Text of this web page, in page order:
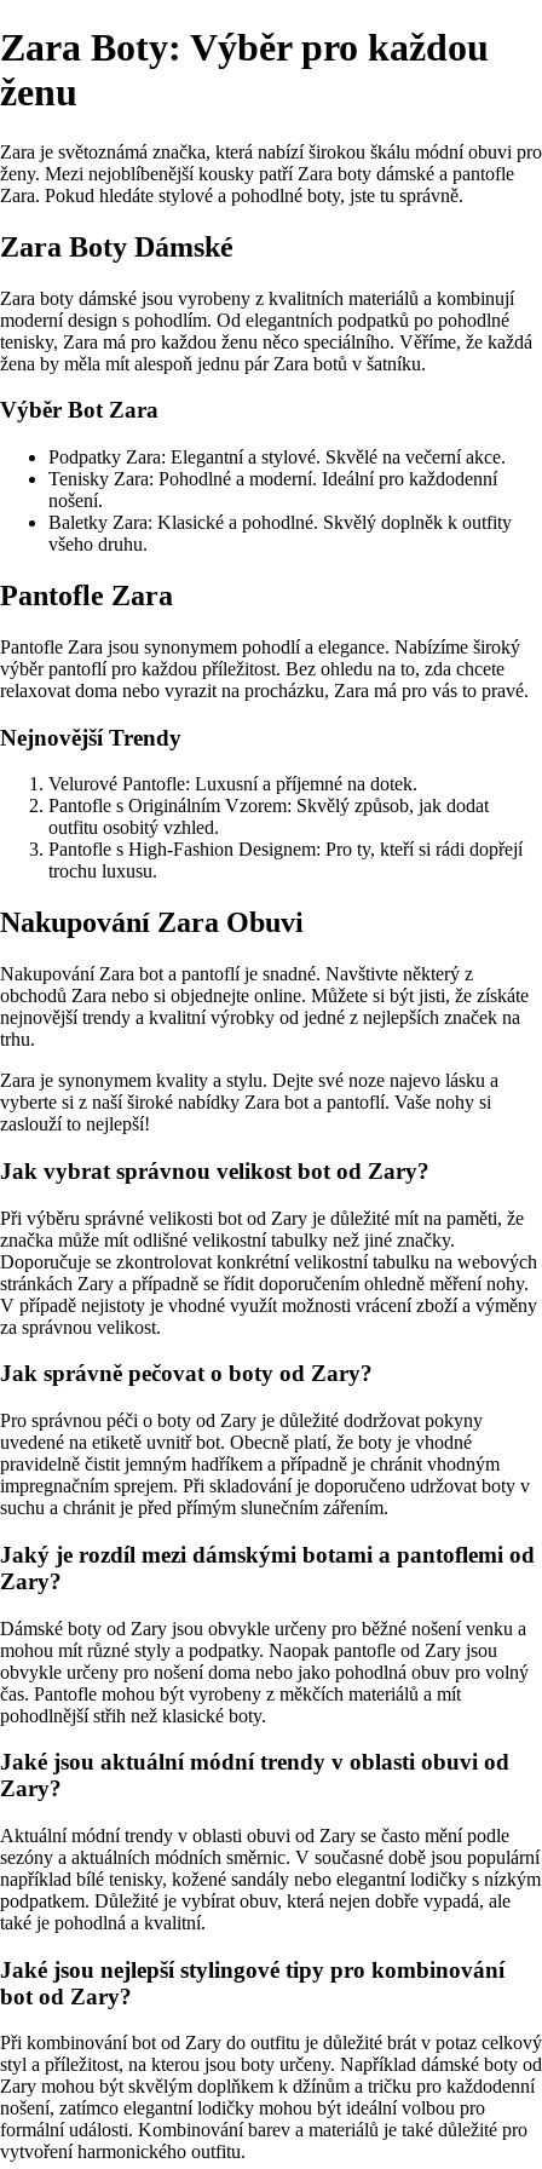
Zara Boty: Výběr pro každou
ženu
Zara je světoznámá značka, která nabízí širokou škálu módní obuvi pro
ženy. Mezi nejoblíbenější kousky patří Zara boty dámské a pantofle
Zara. Pokud hledáte stylové a pohodlné boty, jste tu správně.
Zara Boty Dámské
Zara boty dámské jsou vyrobeny z kvalitních materiálů a kombinují
moderní design s pohodlím. Od elegantních podpatků po pohodlné
tenisky, Zara má pro každou ženu něco speciálního. Věříme, že každá
žena by měla mít alespoň jednu pár Zara botů v šatníku.
Výběr Bot Zara
Podpatky Zara: Elegantní a stylové. Skvělé na večerní akce.
Tenisky Zara: Pohodlné a moderní. Ideální pro každodenní
nošení.
Baletky Zara: Klasické a pohodlné. Skvělý doplněk k outfity
všeho druhu.
Pantofle Zara
Pantofle Zara jsou synonymem pohodlí a elegance. Nabízíme široký
výběr pantoflí pro každou příležitost. Bez ohledu na to, zda chcete
relaxovat doma nebo vyrazit na procházku, Zara má pro vás to pravé.
Nejnovější Trendy
Velurové Pantofle: Luxusní a příjemné na dotek.
Pantofle s Originálním Vzorem: Skvělý způsob, jak dodat
outfitu osobitý vzhled.
Pantofle s High-Fashion Designem: Pro ty, kteří si rádi dopřejí
trochu luxusu.
Nakupování Zara Obuvi
Nakupování Zara bot a pantoflí je snadné. Navštivte některý z
obchodů Zara nebo si objednejte online. Můžete si být jisti, že získáte
nejnovější trendy a kvalitní výrobky od jedné z nejlepších značek na
trhu.
Zara je synonymem kvality a stylu. Dejte své noze najevo lásku a
vyberte si z naší široké nabídky Zara bot a pantoflí. Vaše nohy si
zaslouží to nejlepší!
Jak vybrat správnou velikost bot od Zary?
Při výběru správné velikosti bot od Zary je důležité mít na paměti, že
značka může mít odlišné velikostní tabulky než jiné značky.
Doporučuje se zkontrolovat konkrétní velikostní tabulku na webových
stránkách Zary a případně se řídit doporučením ohledně měření nohy.
V případě nejistoty je vhodné využít možnosti vrácení zboží a výměny
za správnou velikost.
Jak správně pečovat o boty od Zary?
Pro správnou péči o boty od Zary je důležité dodržovat pokyny
uvedené na etiketě uvnitř bot. Obecně platí, že boty je vhodné
pravidelně čistit jemným hadříkem a případně je chránit vhodným
impregnačním sprejem. Při skladování je doporučeno udržovat boty v
suchu a chránit je před přímým slunečním zářením.
Jaký je rozdíl mezi dámskými botami a pantoflemi od
Zary?
Dámské boty od Zary jsou obvykle určeny pro běžné nošení venku a
mohou mít různé styly a podpatky. Naopak pantofle od Zary jsou
obvykle určeny pro nošení doma nebo jako pohodlná obuv pro volný
čas. Pantofle mohou být vyrobeny z měkčích materiálů a mít
pohodlnější střih než klasické boty.
Jaké jsou aktuální módní trendy v oblasti obuvi od
Zary?
Aktuální módní trendy v oblasti obuvi od Zary se často mění podle
sezóny a aktuálních módních směrnic. V současné době jsou populární
například bílé tenisky, kožené sandály nebo elegantní lodičky s nízkým
podpatkem. Důležité je vybírat obuv, která nejen dobře vypadá, ale
také je pohodlná a kvalitní.
Jaké jsou nejlepší stylingové tipy pro kombinování
bot od Zary?
Při kombinování bot od Zary do outfitu je důležité brát v potaz celkový
styl a příležitost, na kterou jsou boty určeny. Například dámské boty od
Zary mohou být skvělým doplňkem k džínům a tričku pro každodenní
nošení, zatímco elegantní lodičky mohou být ideální volbou pro
formální události. Kombinování barev a materiálů je také důležité pro
vytvoření harmonického outfitu.